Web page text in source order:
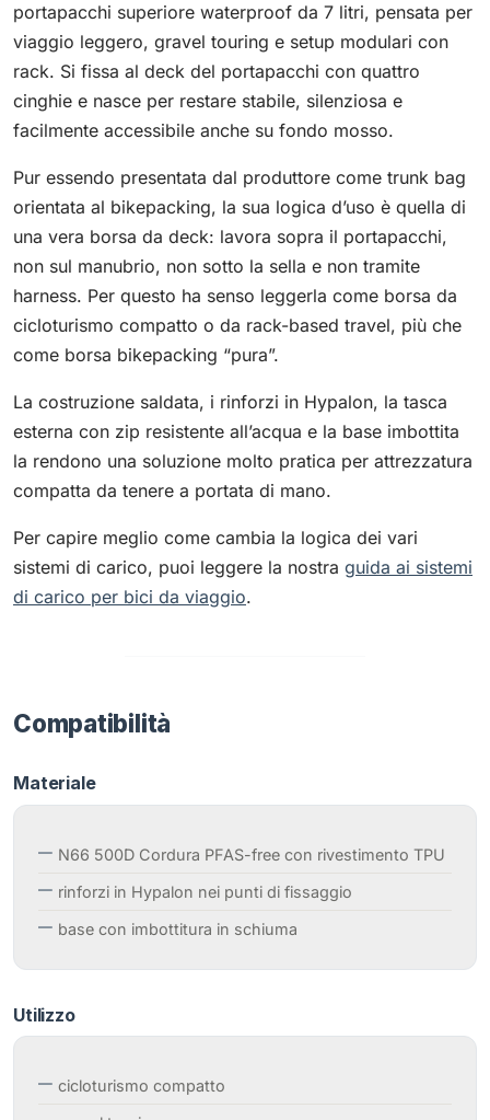
portapacchi superiore waterproof da 7 litri, pensata per
viaggio leggero, gravel touring e setup modulari con
rack. Si fissa al deck del portapacchi con quattro
cinghie e nasce per restare stabile, silenziosa e
facilmente accessibile anche su fondo mosso.
Pur essendo presentata dal produttore come trunk bag
orientata al bikepacking, la sua logica d’uso è quella di
una vera borsa da deck: lavora sopra il portapacchi,
non sul manubrio, non sotto la sella e non tramite
harness. Per questo ha senso leggerla come borsa da
cicloturismo compatto o da rack-based travel, più che
come borsa bikepacking “pura”.
La costruzione saldata, i rinforzi in Hypalon, la tasca
esterna con zip resistente all’acqua e la base imbottita
la rendono una soluzione molto pratica per attrezzatura
compatta da tenere a portata di mano.
Per capire meglio come cambia la logica dei vari
sistemi di carico, puoi leggere la nostra guida ai sistemi
di carico per bici da viaggio.
Compatibilità
Materiale
N66 500D Cordura PFAS-free con rivestimento TPU
rinforzi in Hypalon nei punti di fissaggio
base con imbottitura in schiuma
Utilizzo
cicloturismo compatto